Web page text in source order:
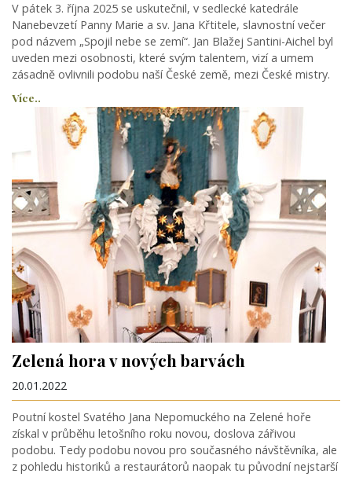
V pátek 3. října 2025 se uskutečnil, v sedlecké katedrále
Nanebevzetí Panny Marie a sv. Jana Křtitele, slavnostní večer
pod názvem „Spojil nebe se zemí“. Jan Blažej Santini-Aichel byl
uveden mezi osobnosti, které svým talentem, vizí a umem
zásadně ovlivnili podobu naší České země, mezi České mistry.
Více..
Zelená hora v nových barvách
20.01.2022
Poutní kostel Svatého Jana Nepomuckého na Zelené hoře
získal v průběhu letošního roku novou, doslova zářivou
podobu. Tedy podobu novou pro současného návštěvníka, ale
z pohledu historiků a restaurátorů naopak tu původní nejstarší